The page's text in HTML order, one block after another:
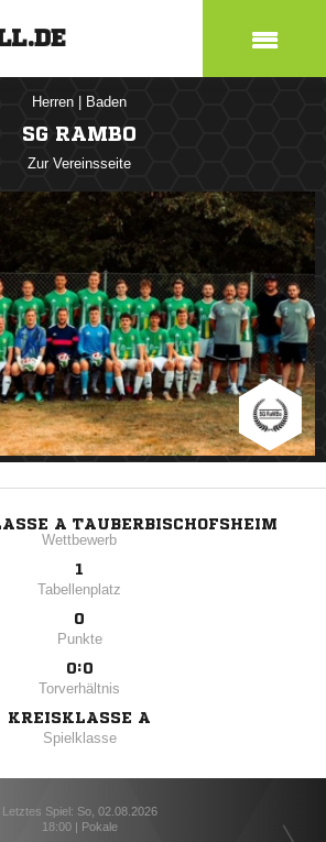
Herren Baden
SG RAMBO
Zur Vereinsseite
A TAUBERBISCHOFSHEIM
Wettbewerb
1
Tabellenplatz
0
Punkte
0:0
Torverhältnis
KREISKLASSE A
Spielklasse
Letztes Spiel: So, 02.08.2026
18:00 | Pokale